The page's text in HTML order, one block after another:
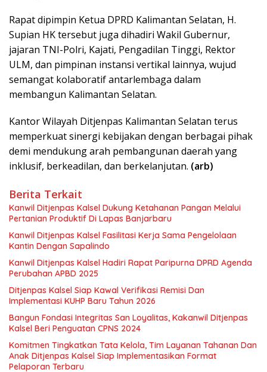
Rapat dipimpin Ketua DPRD Kalimantan Selatan, H.
Supian HK tersebut juga dihadiri Wakil Gubernur,
jajaran TNI-Polri, Kajati, Pengadilan Tinggi, Rektor
ULM, dan pimpinan instansi vertikal lainnya, wujud
semangat kolaboratif antarlembaga dalam
membangun Kalimantan Selatan.
Kantor Wilayah Ditjenpas Kalimantan Selatan terus
memperkuat sinergi kebijakan dengan berbagai pihak
demi mendukung arah pembangunan daerah yang
inklusif, berkeadilan, dan berkelanjutan. (arb)
Berita Terkait
Kanwil Ditjenpas Kalsel Dukung Ketahanan Pangan Melalui
Pertanian Produktif Di Lapas Banjarbaru
Kanwil Ditjenpas Kalsel Fasilitasi Kerja Sama Pengelolaan
Kantin Dengan Sapalindo
Kanwil Ditjenpas Kalsel Hadiri Rapat Paripurna DPRD Agenda
Perubahan APBD 2025
Ditjenpas Kalsel Siap Kawal Verifikasi Remisi Dan
Implementasi KUHP Baru Tahun 2026
Bangun Fondasi Integritas San Loyalitas, Kakanwil Ditjenpas
Kalsel Beri Penguatan CPNS 2024
Komitmen Tingkatkan Tata Kelola, Tim Layanan Tahanan Dan
Anak Ditjenpas Kalsel Siap Implementasikan Format
Pelaporan Terbaru